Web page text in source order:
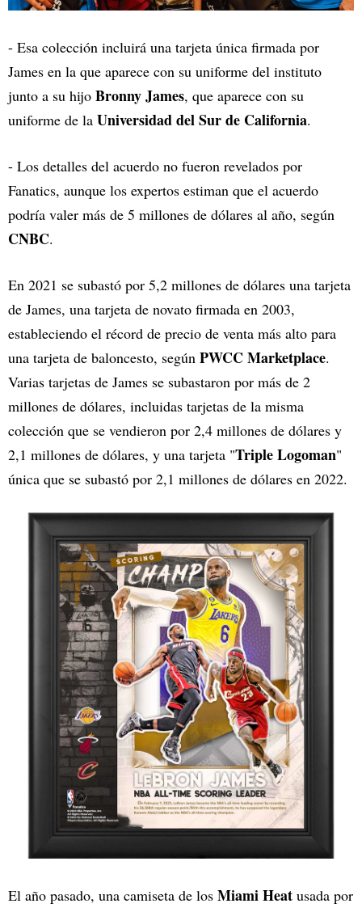
- Esa colección incluirá una tarjeta única firmada por
James en la que aparece con su uniforme del instituto
junto a su hijo Bronny James, que aparece con su
uniforme de la Universidad del Sur de California.
- Los detalles del acuerdo no fueron revelados por
Fanatics, aunque los expertos estiman que el acuerdo
podría valer más de 5 millones de dólares al año, según
CNBC.
En 2021 se subastó por 5,2 millones de dólares una tarjeta
de James, una tarjeta de novato firmada en 2003,
estableciendo el récord de precio de venta más alto para
una tarjeta de baloncesto, según PWCC Marketplace.
Varias tarjetas de James se subastaron por más de 2
millones de dólares, incluidas tarjetas de la misma
colección que se vendieron por 2,4 millones de dólares y
2,1 millones de dólares, y una tarjeta "Triple Logoman"
única que se subastó por 2,1 millones de dólares en 2022.
El año pasado, una camiseta de los Miami Heat usada por